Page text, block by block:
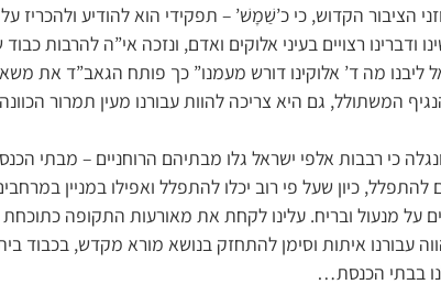
הציבור הקדוש, כי כ’שַׁמָשׁ’ – תפקידי הוא להודיע ולהכריז על
ודברינו רצויים בעיני אלוקים ואדם, ונזכה אי”ה להרבות
מה ד’ אלוקינו דורש מעמנו” כך פותח הגאב”ד את
המשתולל, גם היא צריכה להוות עבורנו מעין תמרור
כי רבבות אלפי ישראל גלו מבתיהם הרוחניים – מבתי
כיון שעל פי רוב יכלו להתפלל ואפילו במניין
על מנעול ובריח. עלינו לקחת את מאורעות התקופה
עבורנו איתות וסימן להתחזק בנושא מורא מקדש, בכבוד
בבתי הכנסת…